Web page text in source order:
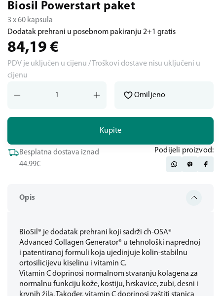
Opis
BioSil® je dodatak prehrani koji sadrži ch-OSA®
Advanced Collagen Generator® u tehnološki naprednoj
i patentiranoj formuli koja ujedinjuje kolin-stabilnu
ortosilicijevu kiselinu i vitamin C.
Vitamin C doprinosi normalnom stvaranju kolagena za
normalnu funkciju kože, kostiju, hrskavice, zubi, desni i
Biosil Powerstart paket
3 x 60 kapsula
Dodatak prehrani u posebnom pakiranju 2+1 gratis
84,19 €
PDV je uključen u cijenu / Troškovi dostave nisu uključeni u
cijenu
Kupite
Omiljeno
Besplatna dostava iznad
44.99€
Podijeli proizvod: